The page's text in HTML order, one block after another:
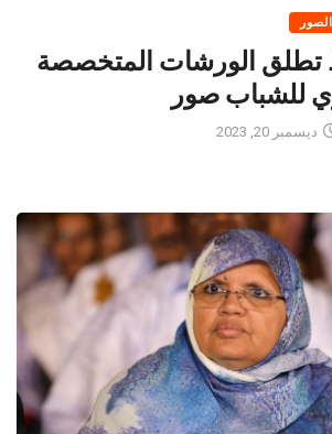
الصور
تطلق الورشات المتخصصة
للشباب صور
ديسمبر 20, 2023